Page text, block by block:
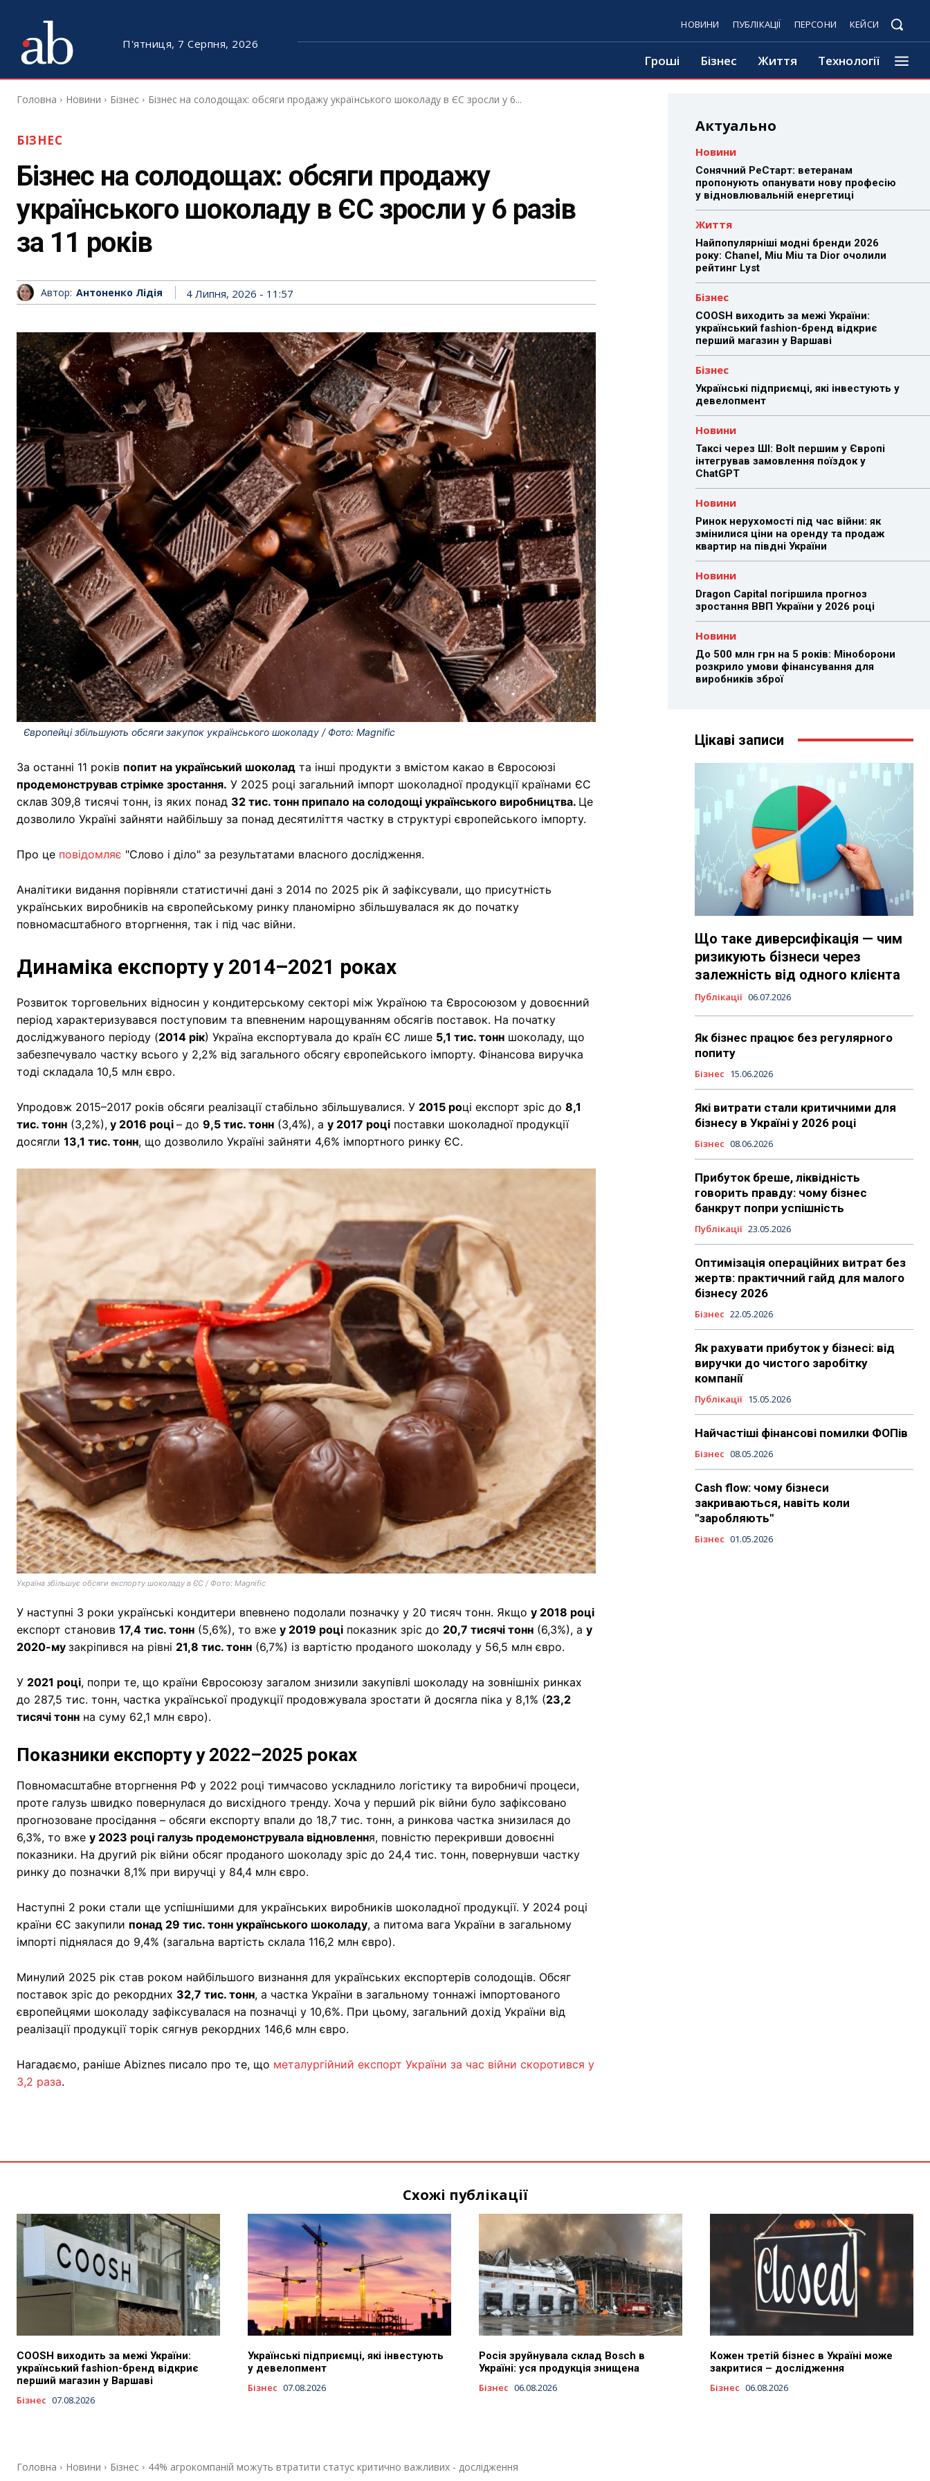
П'ятниця, 7 Серпня, 2026
НОВИНИ ПУБЛІКАЦІЇ ПЕРСОНИ КЕЙСИ
Гроші Бізнес Життя Технології
Головна Новини Бізнес Бізнес на солодощах: обсяги продажу українського шоколаду в ЄС зросли у 6...
БІЗНЕС
Бізнес на солодощах: обсяги продажу
українського шоколаду в ЄС зросли у 6 разів
за 11 років
Автор: Антоненко Лідія 4 Липня, 2026 - 11:57
Європейці збільшують обсяги закупок українського шоколаду / Фото: Magnific
За останні 11 років попит на український шоколад та інші продукти з вмістом какао в Євросоюзі
продемонстрував стрімке зростання. У 2025 році загальний імпорт шоколадної продукції країнами ЄС
склав 309,8 тисячі тонн, із яких понад 32 тис. тонн припало на солодощі українського виробництва. Це
дозволило Україні зайняти найбільшу за понад десятиліття частку в структурі європейського імпорту.
Про це повідомляє "Слово і діло" за результатами власного дослідження.
Аналітики видання порівняли статистичні дані з 2014 по 2025 рік й зафіксували, що присутність
українських виробників на європейському ринку планомірно збільшувалася як до початку
повномасштабного вторгнення, так і під час війни.
Динаміка експорту у 2014–2021 роках
Розвиток торговельних відносин у кондитерському секторі між Україною та Євросоюзом у довоєнний
період характеризувався поступовим та впевненим нарощуванням обсягів поставок. На початку
досліджуваного періоду (2014 рік) Україна експортувала до країн ЄС лише 5,1 тис. тонн шоколаду, що
забезпечувало частку всього у 2,2% від загального обсягу європейського імпорту. Фінансова виручка
тоді складала 10,5 млн євро.
Упродовж 2015–2017 років обсяги реалізації стабільно збільшувалися. У 2015 році експорт зріс до 8,1
тис. тонн (3,2%), у 2016 році – до 9,5 тис. тонн (3,4%), а у 2017 році поставки шоколадної продукції
досягли 13,1 тис. тонн, що дозволило Україні зайняти 4,6% імпортного ринку ЄС.
Україна збільшує обсяги експорту шоколаду в ЄС / Фото: Magnific
У наступні 3 роки українські кондитери впевнено подолали позначку у 20 тисяч тонн. Якщо у 2018 році
експорт становив 17,4 тис. тонн (5,6%), то вже у 2019 році показник зріс до 20,7 тисячі тонн (6,3%), а у
2020-му закріпився на рівні 21,8 тис. тонн (6,7%) із вартістю проданого шоколаду у 56,5 млн євро.
У 2021 році, попри те, що країни Євросоюзу загалом знизили закупівлі шоколаду на зовнішніх ринках
до 287,5 тис. тонн, частка української продукції продовжувала зростати й досягла піка у 8,1% (23,2
тисячі тонн на суму 62,1 млн євро).
Показники експорту у 2022–2025 роках
Повномасштабне вторгнення РФ у 2022 році тимчасово ускладнило логістику та виробничі процеси,
проте галузь швидко повернулася до висхідного тренду. Хоча у перший рік війни було зафіксовано
прогнозоване просідання – обсяги експорту впали до 18,7 тис. тонн, а ринкова частка знизилася до
6,3%, то вже у 2023 році галузь продемонструвала відновлення, повністю перекривши довоєнні
показники. На другий рік війни обсяг проданого шоколаду зріс до 24,4 тис. тонн, повернувши частку
ринку до позначки 8,1% при виручці у 84,4 млн євро.
Наступні 2 роки стали ще успішнішими для українських виробників шоколадної продукції. У 2024 році
країни ЄС закупили понад 29 тис. тонн українського шоколаду, а питома вага України в загальному
імпорті піднялася до 9,4% (загальна вартість склала 116,2 млн євро).
Минулий 2025 рік став роком найбільшого визнання для українських експортерів солодощів. Обсяг
поставок зріс до рекордних 32,7 тис. тонн, а частка України в загальному тоннажі імпортованого
європейцями шоколаду зафіксувалася на позначці у 10,6%. При цьому, загальний дохід України від
реалізації продукції торік сягнув рекордних 146,6 млн євро.
Нагадаємо, раніше Abiznes писало про те, що металургійний експорт України за час війни скоротився у
3,2 раза.
Актуально
Новини
Сонячний РеСтарт: ветеранам
пропонують опанувати нову професію
у відновлювальній енергетиці
Життя
Найпопулярніші модні бренди 2026
року: Chanel, Miu Miu та Dior очолили
рейтинг Lyst
Бізнес
COOSH виходить за межі України:
український fashion-бренд відкриє
перший магазин у Варшаві
Бізнес
Українські підприємці, які інвестують у
девелопмент
Новини
Таксі через ШІ: Bolt першим у Європі
інтегрував замовлення поїздок у
ChatGPT
Новини
Ринок нерухомості під час війни: як
змінилися ціни на оренду та продаж
квартир на півдні України
Новини
Dragon Capital погіршила прогноз
зростання ВВП України у 2026 році
Новини
До 500 млн грн на 5 років: Міноборони
розкрило умови фінансування для
виробників зброї
Цікаві записи
Що таке диверсифікація — чим
ризикують бізнеси через
залежність від одного клієнта
Публікації 06.07.2026
Як бізнес працює без регулярного
попиту
Бізнес 15.06.2026
Які витрати стали критичними для
бізнесу в Україні у 2026 році
Бізнес 08.06.2026
Прибуток бреше, ліквідність
говорить правду: чому бізнес
банкрут попри успішність
Публікації 23.05.2026
Оптимізація операційних витрат без
жертв: практичний гайд для малого
бізнесу 2026
Бізнес 22.05.2026
Як рахувати прибуток у бізнесі: від
виручки до чистого заробітку
компанії
Публікації 15.05.2026
Найчастіші фінансові помилки ФОПів
Бізнес 08.05.2026
Cash flow: чому бізнеси
закриваються, навіть коли
"заробляють"
Бізнес 01.05.2026
Схожі публікації
COOSH виходить за межі України:
український fashion-бренд відкриє
перший магазин у Варшаві
Бізнес 07.08.2026
Українські підприємці, які інвестують
у девелопмент
Бізнес 07.08.2026
Росія зруйнувала склад Bosch в
Україні: уся продукція знищена
Бізнес 06.08.2026
Кожен третій бізнес в Україні може
закритися – дослідження
Бізнес 06.08.2026